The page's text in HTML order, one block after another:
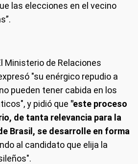
las elecciones en el vecino
Ministerio de Relaciones
"su enérgico repudio a
pueden tener cabida en los
y pidió que "este proceso
de tanta relevancia para la
Brasil, se desarrolle en forma
al candidato que elija la